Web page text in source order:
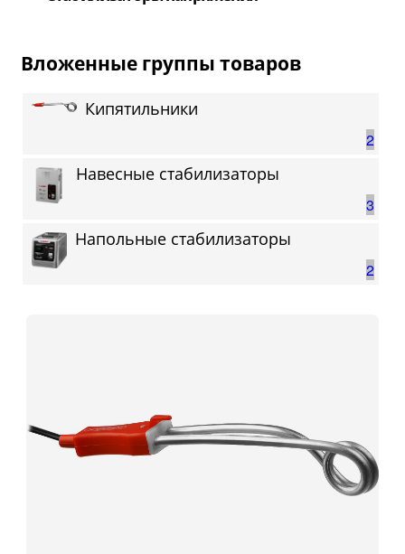
Вложенные группы товаров
2
Кипятильники
3
Навесные стабилизаторы
2
Напольные стабилизаторы